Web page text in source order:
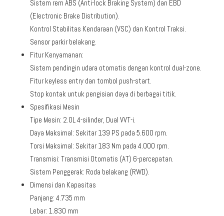
Sistem rem ABS (Anti-lock Braking System) dan EBD
(Electronic Brake Distribution).
Kontrol Stabilitas Kendaraan (VSC) dan Kontrol Traksi.
Sensor parkir belakang.
Fitur Kenyamanan:
Sistem pendingin udara otomatis dengan kontrol dual-zone.
Fitur keyless entry dan tombol push-start.
Stop kontak untuk pengisian daya di berbagai titik.
Spesifikasi Mesin
Tipe Mesin: 2.0L 4-silinder, Dual VVT-i.
Daya Maksimal: Sekitar 139 PS pada 5.600 rpm.
Torsi Maksimal: Sekitar 183 Nm pada 4.000 rpm.
Transmisi: Transmisi Otomatis (AT) 6-percepatan.
Sistem Penggerak: Roda belakang (RWD).
Dimensi dan Kapasitas
Panjang: 4.735 mm
Lebar: 1.830 mm